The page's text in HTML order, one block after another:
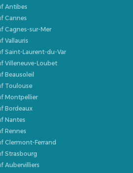
Antibes
Cannes
Cagnes-sur-Mer
Vallauris
Saint-Laurent-du-Var
Villeneuve-Loubet
Beausoleil
Toulouse
Montpellier
Bordeaux
Nantes
Rennes
Clermont-Ferrand
Strasbourg
Aubervilliers